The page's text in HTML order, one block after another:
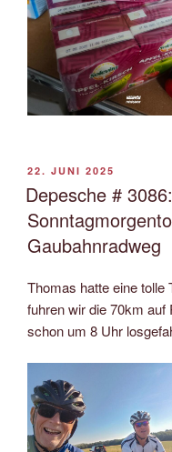
VERÖFFENTLICHT
AM
22. JUNI 2025
Depesche #
Gaubahnradweg
Thomas hatte eine tolle
fuhren wir die 70km
schon um 8 Uhr